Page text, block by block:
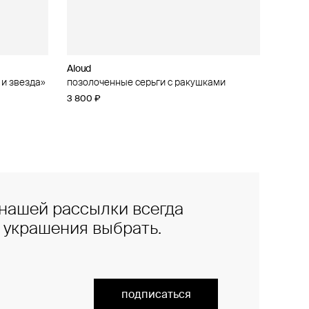
звезда»
Aloud
позолоченные серьги с ракушками
3 800 ₽
рассылки всегда
украшения выбрать.
подписаться